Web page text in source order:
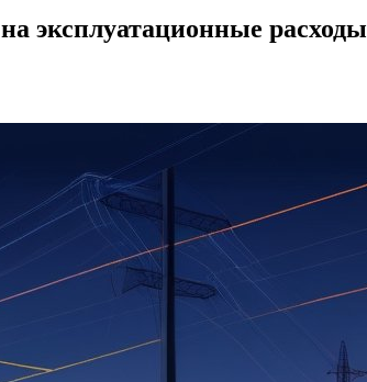
эксплуатационные расходы